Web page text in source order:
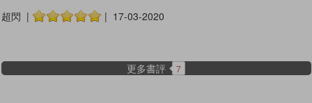
超閃 | | 17-03-2020
更多書評 7